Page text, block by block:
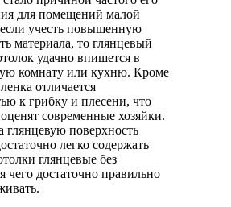
для помещений малой
учесть повышенную
материала, то глянцевый
удачно впишется в
комнату или кухню. Кроме
отличается
к грибку и плесени, что
оценят современные хозяйки.
глянцевую поверхность
легко содержать
глянцевые без
чего достаточно правильно